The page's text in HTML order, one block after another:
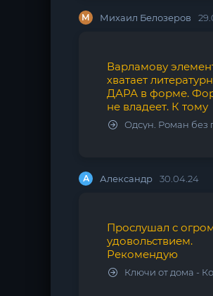
М Михаил Белозеров
Варламову
хватает
ДАРА в форме.
не владеет. К тому
Одсун. Роман без границ -
А Александр 30.04.24
Прослушал с
удовольствием.
Рекомендую
Ключи от дома -